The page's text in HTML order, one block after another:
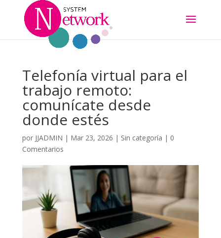
Telefonía virtual para el
trabajo remoto:
comunícate desde
donde estés
por JJADMIN | Mar 23, 2026 | Sin categoría | 0
Comentarios